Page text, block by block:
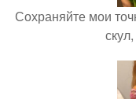
Сохраняйте мои